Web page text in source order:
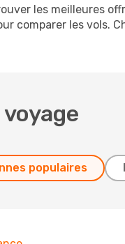
les meilleures
comparer les vols.
populaires